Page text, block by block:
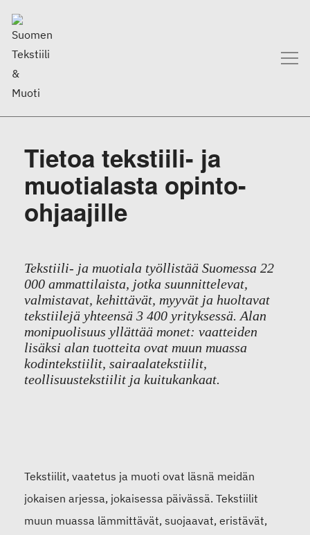
Tietoa tekstiili- ja
muotialasta opinto-
ohjaajille
Tekstiili- ja muotiala työllistää Suomessa 22
000 ammattilaista, jotka suunnittelevat,
valmistavat, kehittävät, myyvät ja huoltavat
tekstiilejä yhteensä 3 400 yrityksessä. Alan
monipuolisuus yllättää monet: vaatteiden
lisäksi alan tuotteita ovat muun muassa
kodintekstiilit, sairaalatekstiilit,
teollisuustekstiilit ja kuitukankaat.
Tekstiilit, vaatetus ja muoti ovat läsnä meidän
jokaisen arjessa, jokaisessa päivässä. Tekstiilit
muun muassa lämmittävät, suojaavat, eristävät,